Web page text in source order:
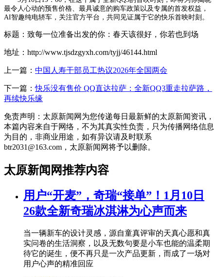
最令人心动的预售价格、最具诚意的购车政策以及专属的首发权益，
AI智趣纯电轿车，关注官方平台，共同见证属于它的快乐首映时刻。
标题：致每一位准备出发的你：春天该很好，你若也到场
地址：http://www.tjsdzgyxh.com/tyjj/46144.html
上一篇： 中国人寿干部员工热议2026年全国两会
下一篇：快乐没有售价 QQ直达拉萨：全新QQ3重走拉萨路，
再续快乐缘
免责声明：太原新闻网为您传递每日最新鲜的太原新闻资讯，
本篇内容来自于网络，不为其真实性负责，只为传播网络信息
为目的，非商业用途，如有异议请及时联系
btr2031@163.com，太原新闻网将予以删除。
太原新闻网推荐内容
用户“开麦”，奇瑞“接单”！1月10日
26款全新奇瑞冰淇淋为心声而来
当一辆新车的设计灵感，源自童真评审的天真心愿和真
实问卷的生活洞察，以及无数句要是小车也能的温柔期
待它的诞生，便不再只是一次产品更新，而成了一场对
用户心声的精准回应